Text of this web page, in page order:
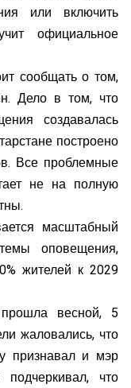
или включить
официальное
сообщать о том,
Дело в том, что
создавалась
построено
Все проблемные
не на полную
масштабный
оповещения,
жителей к 2029
весной, 5
жаловались, что
признавал и мэр
что